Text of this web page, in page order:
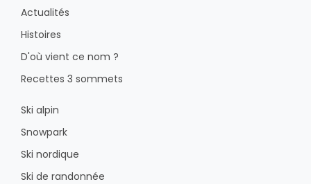
Actualités
Histoires
D'où vient ce nom ?
Recettes 3 sommets
Ski alpin
Snowpark
Ski nordique
Ski de randonnée